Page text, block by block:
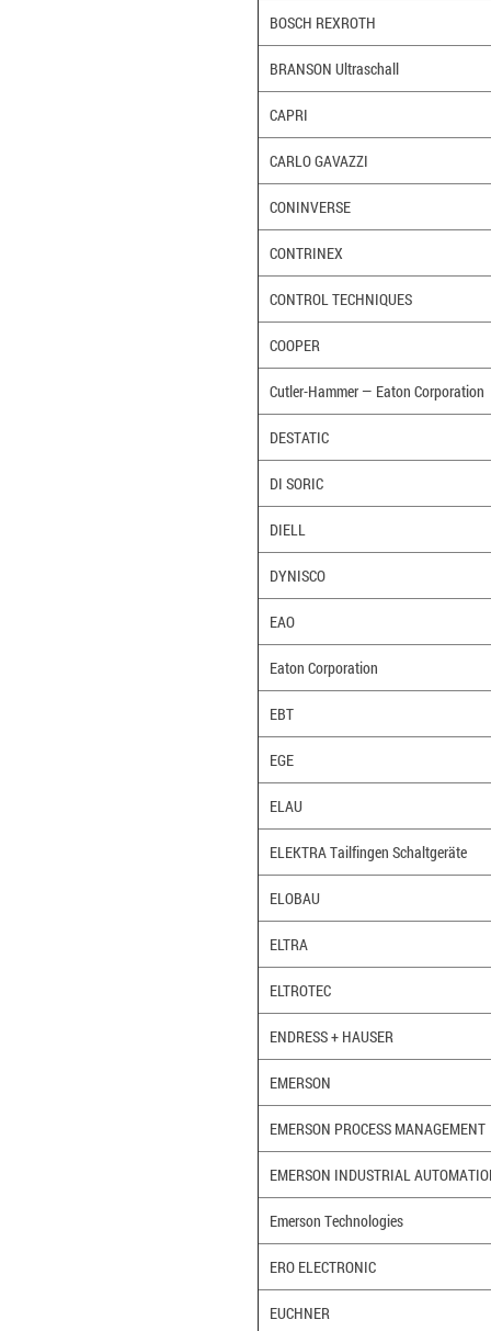
BOSCH REXROTH
BRANSON Ultraschall
CAPRI
CARLO GAVAZZI
CONINVERSE
CONTRINEX
CONTROL TECHNIQUES
COOPER
Cutler-Hammer — Eaton Corporation
DESTATIC
DI SORIC
DIELL
DYNISCO
EAO
Eaton Corporation
EBT
EGE
ELAU
ELEKTRA Tailfingen Schaltgeräte
ELOBAU
ELTRA
ELTROTEC
ENDRESS + HAUSER
EMERSON
EMERSON PROCESS MANAGEMENT
EMERSON INDUSTRIAL
Emerson Technologies
ERO ELECTRONIC
EUCHNER